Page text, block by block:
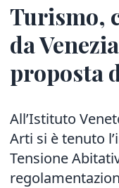
Turismo,
da
proposta
All’Istituto
Arti si è tenuto
Tensione